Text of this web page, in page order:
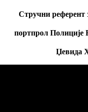
Стручни референт
портпрол Полиције
Џевида